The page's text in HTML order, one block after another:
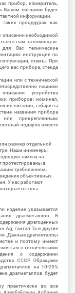
прибор, измеритель,
Вашем согласии будет
информации.
процедурах как
описании необходимой
к нам за помощью.
Вас технические
инструкция по
схемы. При
вас прибора, стенда
или с технической
нашими
устройства
приборов: номинал,
питания, габариты
названия прибора
или прикрепленным
подарок вместе
размер отдельной
Наши инженеры
замену на
протестированы в
требованиям.
объективных
У нас работают
готовы
изделие указывается
драгметаллов. В
драгоценных
Ag, тантал Ta и другие
Данные драгметаллы
и поэтому имеют
с техническими
о содержании
СССР. Обращаем
на 10-25%
драгметаллов будет
практически во все